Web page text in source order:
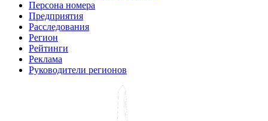
Персона номера
Предприятия
Расследования
Регион
Рейтинги
Реклама
Руководители регионов